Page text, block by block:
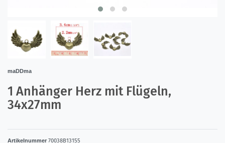
maDDma
1 Anhänger Herz mit Flügeln,
34x27mm
Artikelnummer 70038B13155